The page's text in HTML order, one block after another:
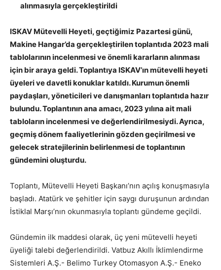
alınmasıyla gerçekleştirildi
ISKAV Mütevelli Heyeti, geçtiğimiz Pazartesi günü,
Makine Hangar’da gerçekleştirilen toplantıda 2023 mali
tablolarının incelenmesi ve önemli kararların alınması
için bir araya geldi. Toplantıya ISKAV’ın mütevelli heyeti
üyeleri ve davetli konuklar katıldı. Kurumun önemli
paydaşları, yöneticileri ve danışmanları toplantıda hazır
bulundu. Toplantının ana amacı, 2023 yılına ait mali
tabloların incelenmesi ve değerlendirilmesiydi. Ayrıca,
geçmiş dönem faaliyetlerinin gözden geçirilmesi ve
gelecek stratejilerinin belirlenmesi de toplantının
gündemini oluşturdu.
Toplantı, Mütevelli Heyeti Başkanı’nın açılış konuşmasıyla
başladı. Atatürk ve şehitler için saygı duruşunun ardından
İstiklal Marşı’nın okunmasıyla toplantı gündeme geçildi.
Gündemin ilk maddesi olarak, üç yeni mütevelli heyeti
üyeliği talebi değerlendirildi. Vatbuz Akıllı İklimlendirme
Sistemleri A.Ş.- Belimo Turkey Otomasyon A.Ş.- Eneko